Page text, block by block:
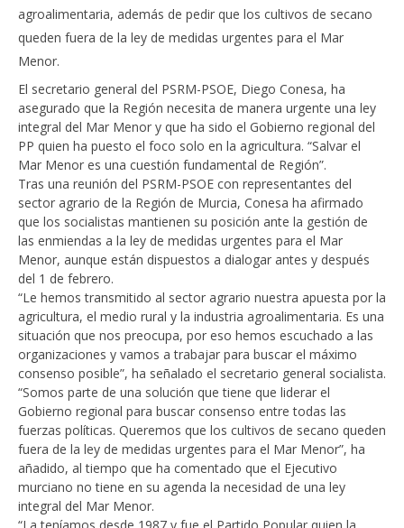
agroalimentaria, además de pedir que los cultivos de secano
queden fuera de la ley de medidas urgentes para el Mar
Menor.
El secretario general del PSRM-PSOE, Diego Conesa, ha
asegurado que la Región necesita de manera urgente una ley
integral del Mar Menor y que ha sido el Gobierno regional del
PP quien ha puesto el foco solo en la agricultura. “Salvar el
Mar Menor es una cuestión fundamental de Región”.
Tras una reunión del PSRM-PSOE con representantes del
sector agrario de la Región de Murcia, Conesa ha afirmado
que los socialistas mantienen su posición ante la gestión de
las enmiendas a la ley de medidas urgentes para el Mar
Menor, aunque están dispuestos a dialogar antes y después
del 1 de febrero.
“Le hemos transmitido al sector agrario nuestra apuesta por la
agricultura, el medio rural y la industria agroalimentaria. Es una
situación que nos preocupa, por eso hemos escuchado a las
organizaciones y vamos a trabajar para buscar el máximo
consenso posible”, ha señalado el secretario general socialista.
“Somos parte de una solución que tiene que liderar el
Gobierno regional para buscar consenso entre todas las
fuerzas políticas. Queremos que los cultivos de secano queden
fuera de la ley de medidas urgentes para el Mar Menor”, ha
añadido, al tiempo que ha comentado que el Ejecutivo
murciano no tiene en su agenda la necesidad de una ley
integral del Mar Menor.